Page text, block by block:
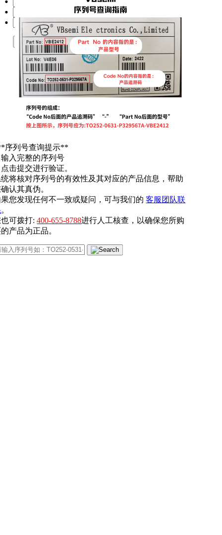
提交
序列号查询提示**
输入完整的序列号
点击提交进行验证。
将核对序列号的有效性及其对应的产品信息，帮助
认其真伪。
您发现任何不一致或疑问，可与我们的客服团队联
。
也可拨打:400-655-8788进行人工核查，以确保您所购
产品为正品。